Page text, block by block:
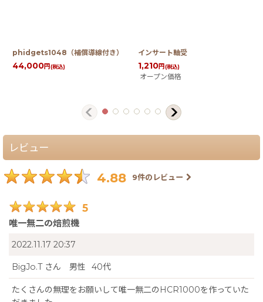
phidgets1048（補償導線付き）
44,000円(税込)
インサート軸受
1,210円(税込)
オープン価格
レビュー
4.88 9件のレビュー
5
唯一無二の焙煎機
2022.11.17 20:37
BigJo.T さん 男性 40代
たくさんの無理をお願いして唯一無二のHCR1000を作っていた